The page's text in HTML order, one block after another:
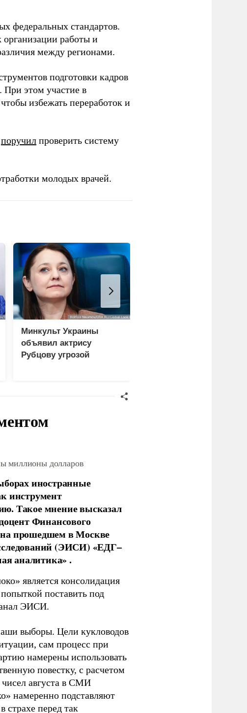
федеральных стандартов.
работы и
между регионами.
подготовки кадров
При этом участие в
избежать переработок и
поручил проверить систему
молодых врачей.
Минкульт Украины
объявил актрису
Рубцову угрозой
миллионы долларов
иностранные
инструмент
Такое мнение высказал
Финансового
прошедшем в Москве
(ЭИСИ) «ЕДГ–
аналитика» .
является консолидация
поставить под
ЭИСИ.
выборы. Цели кукловодов
сам процесс при
намерены использовать
повестку, с расчетом
августа в СМИ
намеренно подставляют
страхе перед так